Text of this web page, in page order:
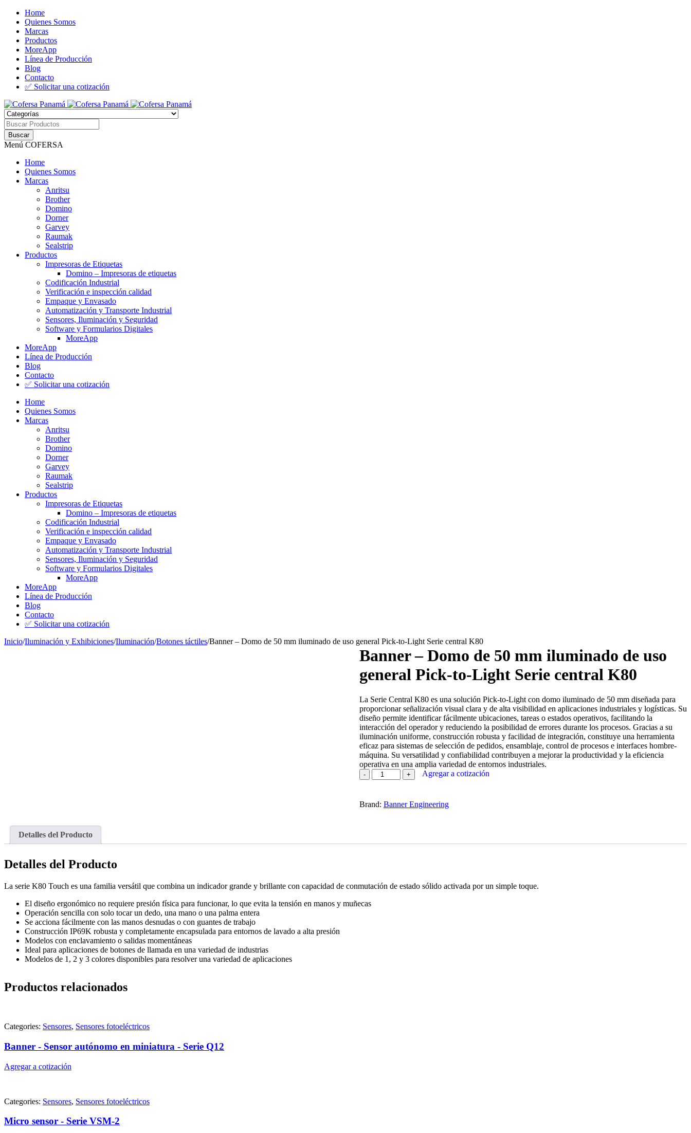
Home
Quienes Somos
Marcas
Productos
MoreApp
Línea de Producción
Blog
Contacto
✅ Solicitar una cotización
Menú COFERSA
Home
Quienes Somos
Marcas
Anritsu
Brother
Domino
Dorner
Garvey
Raumak
Sealstrip
Productos
Impresoras de Etiquetas
Domino – Impresoras de etiquetas
Codificación Industrial
Verificación e inspección calidad
Empaque y Envasado
Automatización y Transporte Industrial
Sensores, Iluminación y Seguridad
Software y Formularios Digitales
MoreApp
MoreApp
Línea de Producción
Blog
Contacto
✅ Solicitar una cotización
Home
Quienes Somos
Marcas
Anritsu
Brother
Domino
Dorner
Garvey
Raumak
Sealstrip
Productos
Impresoras de Etiquetas
Domino – Impresoras de etiquetas
Codificación Industrial
Verificación e inspección calidad
Empaque y Envasado
Automatización y Transporte Industrial
Sensores, Iluminación y Seguridad
Software y Formularios Digitales
MoreApp
MoreApp
Línea de Producción
Blog
Contacto
✅ Solicitar una cotización
Inicio/Iluminación y Exhibiciones/Iluminación/Botones táctiles/Banner – Domo de 50 mm iluminado de uso general Pick-to-Light Serie central K80
Banner – Domo de 50 mm iluminado de uso
general Pick-to-Light Serie central K80
La Serie Central K80 es una solución Pick-to-Light con domo iluminado de 50 mm diseñada para
proporcionar señalización visual clara y de alta visibilidad en aplicaciones industriales y logísticas. Su
diseño permite identificar fácilmente ubicaciones, tareas o estados operativos, facilitando la
interacción del operador y reduciendo la posibilidad de errores durante los procesos. Gracias a su
iluminación uniforme, construcción robusta y facilidad de integración, constituye una herramienta
eficaz para sistemas de selección de pedidos, ensamblaje, control de procesos e interfaces hombre-
máquina. Su versatilidad y confiabilidad contribuyen a mejorar la productividad y la eficiencia
operativa en una amplia variedad de entornos industriales.
Agregar a cotización
Brand: Banner Engineering
Detalles del Producto
Detalles del Producto
La serie K80 Touch es una familia versátil que combina un indicador grande y brillante con capacidad de conmutación de estado sólido activada por un simple toque.
El diseño ergonómico no requiere presión física para funcionar, lo que evita la tensión en manos y muñecas
Operación sencilla con solo tocar un dedo, una mano o una palma entera
Se acciona fácilmente con las manos desnudas o con guantes de trabajo
Construcción IP69K robusta y completamente encapsulada para entornos de lavado a alta presión
Modelos con enclavamiento o salidas momentáneas
Ideal para aplicaciones de botones de llamada en una variedad de industrias
Modelos de 1, 2 y 3 colores disponibles para resolver una variedad de aplicaciones
Productos relacionados
Categories: Sensores, Sensores fotoeléctricos
Banner - Sensor autónomo en miniatura - Serie Q12
Agregar a cotización
Categories: Sensores, Sensores fotoeléctricos
Micro sensor - Serie VSM-2